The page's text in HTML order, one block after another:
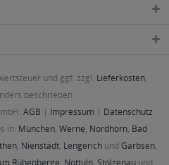
und ggf. zzgl. Lieferkosten,
beschrieben
AGB | Impressum | Datenschutz
in: München, Werne, Nordhorn, Bad
, Nienstädt, Lengerichund Garbsen,